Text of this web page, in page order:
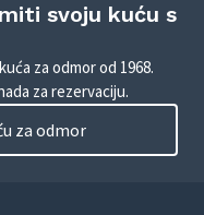
svoju kuću s
za odmor od 1968.
za rezervaciju.
za odmor